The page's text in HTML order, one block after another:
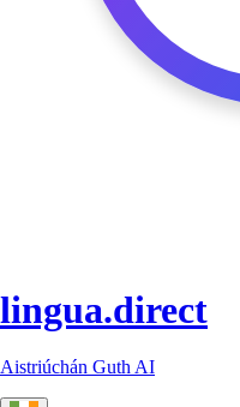
lingua.direct
Aistriúchán Guth AI